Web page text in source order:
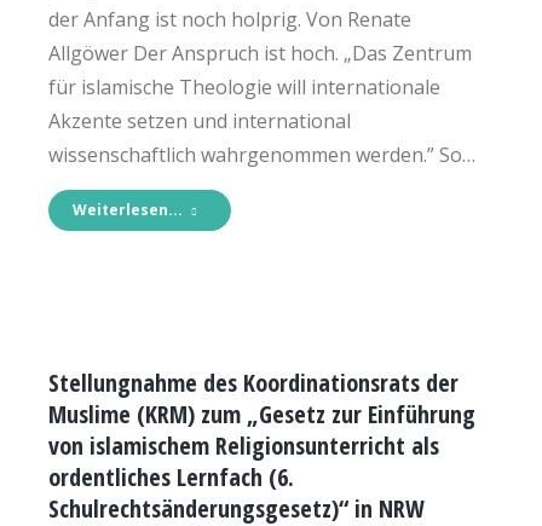
der Anfang ist noch holprig. Von Renate
Allgöwer Der Anspruch ist hoch. „Das Zentrum
für islamische Theologie will internationale
Akzente setzen und international
wissenschaftlich wahrgenommen werden.” So…
Weiterlesen...
Stellungnahme des Koordinationsrats der
Muslime (KRM) zum „Gesetz zur Einführung
von islamischem Religionsunterricht als
ordentliches Lernfach (6.
Schulrechtsänderungsgesetz)“ in NRW